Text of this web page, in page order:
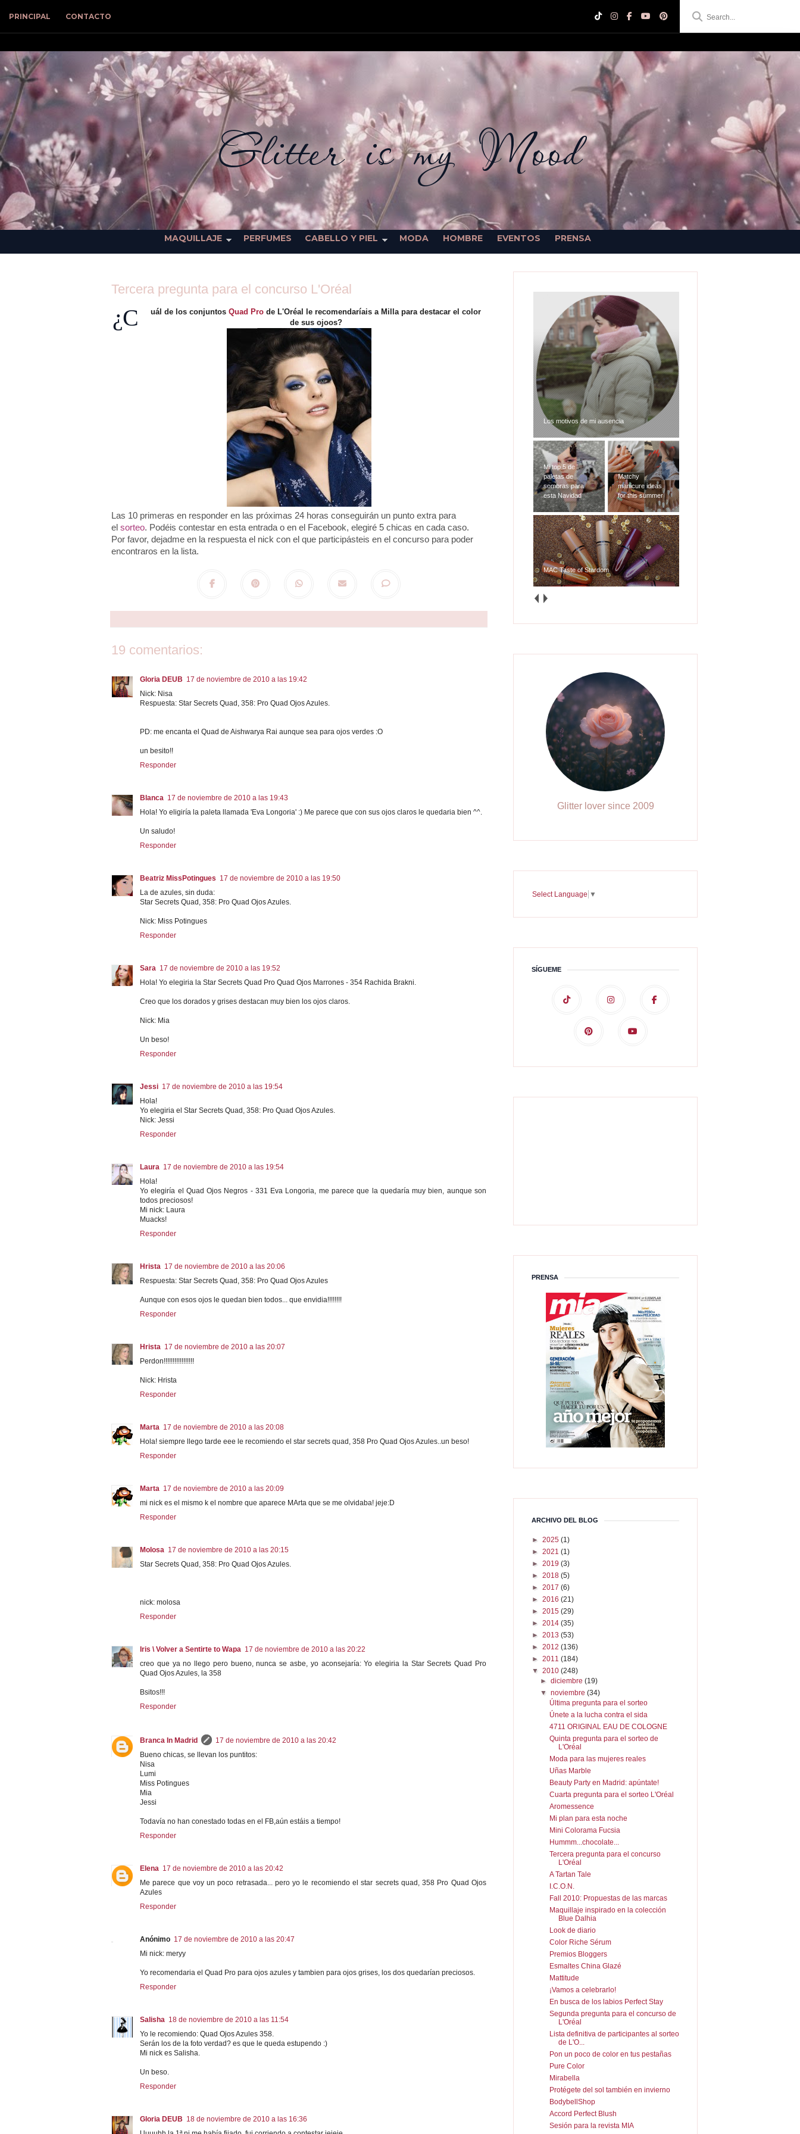
PRINCIPAL CONTACTO
Glitter is my Mood
MAQUILLAJE PERFUMES CABELLO Y PIEL MODA HOMBRE EVENTOS
PRENSA
Tercera pregunta para el concurso L'Oréal
¿C uál de los conjuntos Quad Pro de L'Oréal le recomendaríais a Milla para destacar el color
de sus ojoos?
Las 10 primeras en responder en las próximas 24 horas conseguirán un punto extra para
el sorteo. Podéis contestar en esta entrada o en el Facebook, elegiré 5 chicas en cada caso.
Por favor, dejadme en la respuesta el nick con el que participásteis en el concurso para poder
encontraros en la lista.
19 comentarios:
Gloria DEUB 17 de noviembre de 2010 a las 19:42
Nick: Nisa
Respuesta: Star Secrets Quad, 358: Pro Quad Ojos Azules.
PD: me encanta el Quad de Aishwarya Rai aunque sea para ojos verdes :O
un besito!!
Responder
Blanca 17 de noviembre de 2010 a las 19:43
Hola! Yo eligiría la paleta llamada 'Eva Longoria' :) Me parece que con sus ojos claros le quedaria bien ^^.
Un saludo!
Responder
Beatriz MissPotingues 17 de noviembre de 2010 a las 19:50
La de azules, sin duda:
Star Secrets Quad, 358: Pro Quad Ojos Azules.
Nick: Miss Potingues
Responder
Sara 17 de noviembre de 2010 a las 19:52
Hola! Yo elegiria la Star Secrets Quad Pro Quad Ojos Marrones - 354 Rachida Brakni.
Creo que los dorados y grises destacan muy bien los ojos claros.
Nick: Mia
Un beso!
Responder
Jessi 17 de noviembre de 2010 a las 19:54
Hola!
Yo elegiria el Star Secrets Quad, 358: Pro Quad Ojos Azules.
Nick: Jessi
Responder
Laura 17 de noviembre de 2010 a las 19:54
Hola!
Yo elegiría el Quad Ojos Negros - 331 Eva Longoria, me parece que la quedaría muy bien, aunque son
todos preciosos!
Mi nick: Laura
Muacks!
Responder
Hrista 17 de noviembre de 2010 a las 20:06
Respuesta: Star Secrets Quad, 358: Pro Quad Ojos Azules
Aunque con esos ojos le quedan bien todos... que envidia!!!!!!!!
Responder
Hrista 17 de noviembre de 2010 a las 20:07
Perdon!!!!!!!!!!!!!!!!!
Nick: Hrista
Responder
Marta 17 de noviembre de 2010 a las 20:08
Hola! siempre llego tarde eee le recomiendo el star secrets quad, 358 Pro Quad Ojos Azules..un beso!
Responder
Marta 17 de noviembre de 2010 a las 20:09
mi nick es el mismo k el nombre que aparece MArta que se me olvidaba! jeje:D
Responder
Molosa 17 de noviembre de 2010 a las 20:15
Star Secrets Quad, 358: Pro Quad Ojos Azules.
nick: molosa
Responder
Iris \ Volver a Sentirte to Wapa 17 de noviembre de 2010 a las 20:22
creo que ya no llego pero bueno, nunca se asbe, yo aconsejaría: Yo elegiria la Star Secrets Quad Pro
Quad Ojos Azules, la 358
Bsitos!!!
Responder
Branca In Madrid
17 de noviembre de 2010 a las 20:42
Bueno chicas, se llevan los puntitos:
Nisa
Lumi
Miss Potingues
Mia
Jessi
Todavía no han conestado todas en el FB,aún estáis a tiempo!
Responder
Elena 17 de noviembre de 2010 a las 20:42
Me parece que voy un poco retrasada... pero yo le recomiendo el star secrets quad, 358 Pro Quad Ojos
Azules
Responder
Anónimo 17 de noviembre de 2010 a las 20:47
Mi nick: meryy
Yo recomendaria el Quad Pro para ojos azules y tambien para ojos grises, los dos quedarían preciosos.
Responder
Salisha 18 de noviembre de 2010 a las 11:54
Yo le recomiendo: Quad Ojos Azules 358.
Serán los de la foto verdad? es que le queda estupendo :)
Mi nick es Salisha.
Un beso.
Responder
Gloria DEUB 18 de noviembre de 2010 a las 16:36
Los motivos de mi ausencia
Mi top 5 de
paletas de
sombras para
esta Navidad
Matchy
manicure ideas
for this summer
MAC Taste of Stardom
Glitter lover since 2009
Select Language ▼
SÍGUEME
PRENSA
ARCHIVO DEL BLOG
► 2025 (1)
► 2021 (1)
► 2019 (3)
► 2018 (5)
► 2017 (6)
► 2016 (21)
► 2015 (29)
► 2014 (35)
► 2013 (53)
► 2012 (136)
► 2011 (184)
▼ 2010 (248)
►diciembre(19)
▼noviembre(34)
Última pregunta para el sorteo
Únete a la lucha contra el sida
4711 ORIGINAL EAU DE COLOGNE
Quinta pregunta para el sorteo de
L'Oréal
Moda para las mujeres reales
Uñas Marble
Beauty Party en Madrid: apúntate!
Cuarta pregunta para el sorteo L'Oréal
Aromessence
Mi plan para esta noche
Mini Colorama Fucsia
Hummm...chocolate...
Tercera pregunta para el concurso
L'Oréal
A Tartan Tale
I.C.O.N.
Fall 2010: Propuestas de las marcas
Maquillaje inspirado en la colección
Blue Dalhia
Look de diario
Color Riche Sérum
Premios Bloggers
Esmaltes China Glazé
Mattitude
¡Vamos a celebrarlo!
En busca de los labios Perfect Stay
Segunda pregunta para el concurso de
L'Oréal
Lista definitiva de participantes al sorteo
de L'O...
Pon un poco de color en tus pestañas
Pure Color
Mirabella
Protégete del sol también en invierno
BodybellShop
Accord Perfect Blush
Sesión para la revista MIA